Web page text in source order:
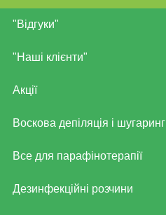
"Відгуки"
"Наші клієнти"
Акції
Воскова депіляція і шугаринг
Все для парафінотерапії
Дезинфекційні розчини